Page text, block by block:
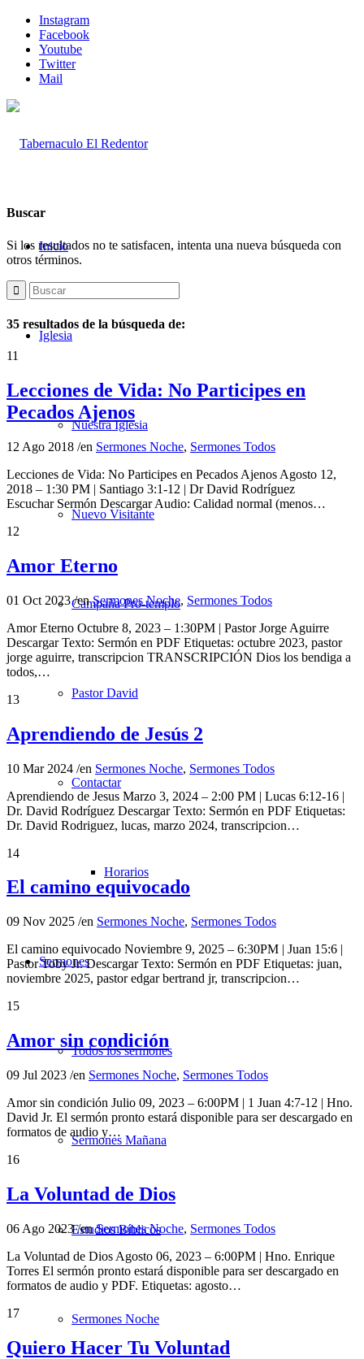
Instagram
Facebook
Youtube
Twitter
Mail
Inicio
Iglesia
Nuestra Iglesia
Nuevo Visitante
Campaña Pro-templo
Pastor David
Contactar
Horarios
Sermones
Todos los sermones
Sermones Mañana
Estudios Bíblicos
Sermones Noche
Buscar
Si los resultados no te satisfacen, intenta una nueva búsqueda con
otros términos.
35 resultados de la búsqueda de:
11
Lecciones de Vida: No Participes en
Pecados Ajenos
12 Ago 2018 /en Sermones Noche, Sermones Todos
Lecciones de Vida: No Participes en Pecados Ajenos Agosto 12,
2018 – 1:30 PM | Santiago 3:1-12 | Dr David Rodríguez
Escuchar Sermón Descargar Audio: Calidad normal (menos…
12
Amor Eterno
01 Oct 2023/enSermones Noche, Sermones Todos
Amor Eterno Octubre 8, 2023 – 1:30PM | Pastor Jorge Aguirre
Descargar Texto: Sermón en PDF Etiquetas: octubre 2023, pastor
jorge aguirre, transcripcion TRANSCRIPCIÓN Dios los bendiga a
todos,…
13
Aprendiendo de Jesús 2
10 Mar 2024 /en Sermones Noche, Sermones Todos
Aprendiendo de Jesus Marzo 3, 2024 – 2:00 PM | Lucas 6:12-16 |
Dr. David Rodríguez Descargar Texto: Sermón en PDF Etiquetas:
Dr. David Rodriguez, lucas, marzo 2024, transcripcion…
14
El camino equivocado
09 Nov 2025 /en Sermones Noche, Sermones Todos
El camino equivocado Noviembre 9, 2025 – 6:30PM | Juan 15:6 |
Pastor Toby Jr. Descargar Texto: Sermón en PDF Etiquetas: juan,
noviembre 2025, pastor edgar bertrand jr, transcripcion…
15
Amor sin condición
09 Jul 2023 /en Sermones Noche, Sermones Todos
Amor sin condición Julio 09, 2023 – 6:00PM | 1 Juan 4:7-12 | Hno.
David Jr. El sermón pronto estará disponible para ser descargado en
formatos de audio y…
16
La Voluntad de Dios
06 Ago 2023/enSermones Noche, Sermones Todos
La Voluntad de Dios Agosto 06, 2023 – 6:00PM | Hno. Enrique
Torres El sermón pronto estará disponible para ser descargado en
formatos de audio y PDF. Etiquetas: agosto…
17
Quiero Hacer Tu Voluntad